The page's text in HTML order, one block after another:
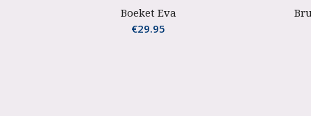
Boeket Eva
€29.95